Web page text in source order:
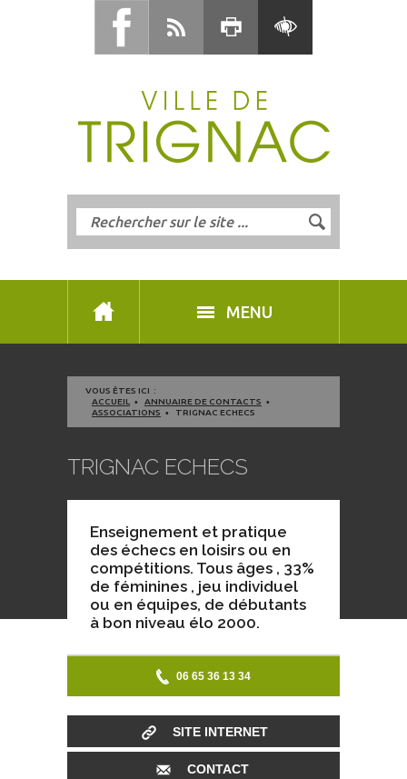
MENU
VOUS ÊTES ICI :
ACCUEIL
ANNUAIRE DE CONTACTS
ASSOCIATIONS
TRIGNAC ECHECS
TRIGNAC ECHECS
Enseignement et pratique
des échecs en loisirs ou en
compétitions. Tous âges , 33%
de féminines , jeu individuel
ou en équipes, de débutants
à bon niveau élo 2000.
06 65 36 13 34
SITE INTERNET
CONTACT